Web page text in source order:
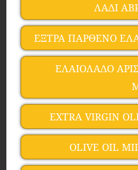
ΛΑΔΙ
ΕΞΤΡΑ ΠΑΡΘΕΝΟ
ΕΛΑΙΟΛΑΔΟ
EXTRA VIRGIN
OLIVE OIL